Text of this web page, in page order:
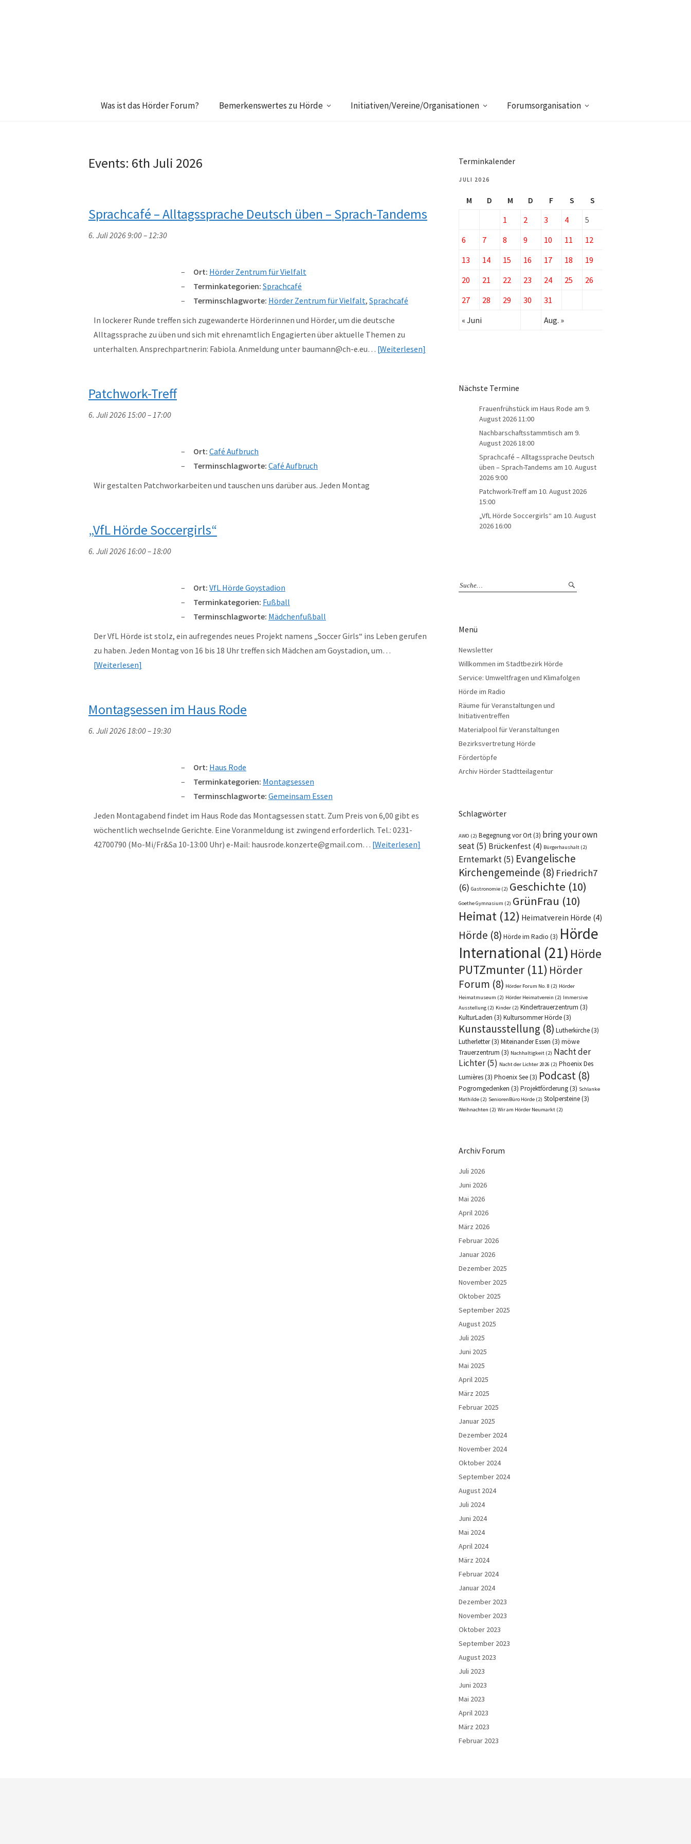
Was ist das Hörder Forum? Bemerkenswertes zu Hörde Initiativen/Vereine/Organisationen Forumsorganisation
Events: 6th Juli 2026
Sprachcafé – Alltagssprache Deutsch üben – Sprach-Tandems
6. Juli 2026 9:00–12:30
Ort: Hörder Zentrum für Vielfalt
Terminkategorien: Sprachcafé
Terminschlagworte: Hörder Zentrum für Vielfalt, Sprachcafé
In lockerer Runde treffen sich zugewanderte Hörderinnen und Hörder, um die deutsche
Alltagssprache zu üben und sich mit ehrenamtlich Engagierten über aktuelle Themen zu
unterhalten. Ansprechpartnerin: Fabiola. Anmeldung unter baumann@ch-e.eu… Weiterlesen
Patchwork-Treff
6. Juli 2026 15:00–17:00
Ort: Café Aufbruch
Terminschlagworte: Café Aufbruch
Wir gestalten Patchworkarbeiten und tauschen uns darüber aus. Jeden Montag
„VfL Hörde Soccergirls“
6. Juli 2026 16:00–18:00
Ort: VfL Hörde Goystadion
Terminkategorien: Fußball
Terminschlagworte: Mädchenfußball
Der VfL Hörde ist stolz, ein aufregendes neues Projekt namens „Soccer Girls“ ins Leben gerufen
zu haben. Jeden Montag von 16 bis 18 Uhr treffen sich Mädchen am Goystadion, um…
Weiterlesen
Montagsessen im Haus Rode
6. Juli 2026 18:00–19:30
Ort: Haus Rode
Terminkategorien: Montagsessen
Terminschlagworte: Gemeinsam Essen
Jeden Montagabend findet im Haus Rode das Montagsessen statt. Zum Preis von 6,00 gibt es
wöchentlich wechselnde Gerichte. Eine Voranmeldung ist zwingend erforderlich. Tel.: 0231-
42700790 (Mo-Mi/Fr&Sa 10-13:00 Uhr) e-Mail: hausrode.konzerte@gmail.com… Weiterlesen
Terminkalender
JULI 2026
M D M D F S
S
1
2 3 4
5
6
7 8 9 10 11
12
13
14 15 16 17 18
19
20
21 22 23 24 25
26
27
28 29 30
31
« Juni
Aug. »
Nächste Termine
Frauenfrühstück im Haus Rode am 9.
August 2026 11:00
Nachbarschaftsstammtisch am 9.
August 2026 18:00
Sprachcafé – Alltagssprache Deutsch
üben – Sprach-Tandems am 10. August
2026 9:00
Patchwork-Treffam 10. August 2026
15:00
„VfL Hörde Soccergirls“ am 10. August
2026 16:00
Menü
Newsletter
Willkommen im Stadtbezirk Hörde
Service: Umweltfragen und Klimafolgen
Hörde im Radio
Räume für Veranstaltungen und
Initiativentreffen
Materialpool für Veranstaltungen
Bezirksvertretung Hörde
Fördertöpfe
Archiv Hörder Stadtteilagentur
Schlagwörter
AWO (2) Begegnung vor Ort(3) bring your own
seat(5) Brückenfest (4) Bürgerhaushalt (2)
Erntemarkt(5) Evangelische
Kirchengemeinde (8) Friedrich7
(6) Gastronomie (2) Geschichte (10)
Goethe Gymnasium (2) GrünFrau (10)
Heimat (12) Heimatverein Hörde (4)
Hörde (8) Hörde im Radio (3) Hörde
International (21) Hörde
PUTZmunter(11) Hörder
Forum (8) Hörder Forum No. 8 (2) Hörder
Heimatmuseum (2) Hörder Heimatverein (2) Immersive
Ausstellung (2) Kinder (2) Kindertrauerzentrum (3)
KulturLaden (3) Kultursommer Hörde(3)
Kunstausstellung (8) Lutherkirche(3)
Lutherletter(3) Miteinander Essen (3) möwe
Trauerzentrum (3) Nachhaltigkeit (2) Nacht der
Lichter(5) Nacht der Lichter 2026 (2) Phoenix Des
Lumières(3) Phoenix See(3) Podcast (8)
Pogromgedenken (3) Projektförderung(3) Schlanke
Mathilde (2) SeniorenBüro Hörde (2) Stolpersteine(3)
Weihnachten (2) Wir am Hörder Neumarkt (2)
Archiv Forum
Juli 2026
Juni 2026
Mai 2026
April 2026
März 2026
Februar 2026
Januar 2026
Dezember 2025
November 2025
Oktober 2025
September 2025
August 2025
Juli 2025
Juni 2025
Mai 2025
April 2025
März 2025
Februar 2025
Januar 2025
Dezember 2024
November 2024
Oktober 2024
September 2024
August 2024
Juli 2024
Juni 2024
Mai 2024
April 2024
März 2024
Februar 2024
Januar 2024
Dezember 2023
November 2023
Oktober 2023
September 2023
August 2023
Juli 2023
Juni 2023
Mai 2023
April 2023
März 2023
Februar 2023